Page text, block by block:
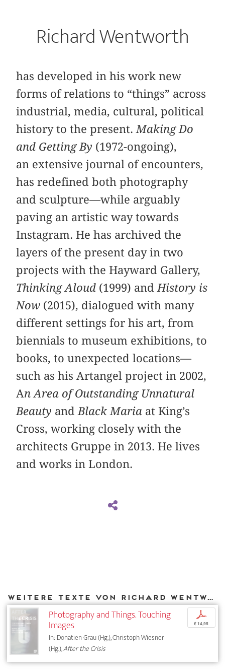
Richard Wentworth
has developed in his work new
forms of relations to “things” across
industrial, media, cultural, political
history to the present. Making Do
and Getting By (1972-ongoing),
an extensive journal of encounters,
has redefined both photography
and sculpture—while arguably
paving an artistic way towards
Instagram. He has archived the
layers of the present day in two
projects with the Hayward Gallery,
Thinking Aloud (1999) andHistory is
Now (2015), dialogued with many
different settings for his art, from
biennials to museum exhibitions, to
books, to unexpected locations—
such as his Artangel project in 2002,
An Area of Outstanding Unnatural
Beauty andBlack Maria at King’s
Cross, working closely with the
architects Gruppe in 2013. He lives
and works in London.
Weitere Texte von Richard Wentworth bei DIAPHANES
Photography and Things. Touching
Images
In: Donatien Grau (Hg.), Christoph Wiesner
(Hg.),After the Crisis
p
€ 14,95